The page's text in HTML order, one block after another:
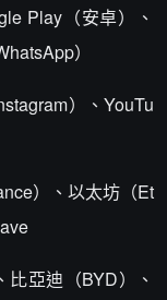
Play（安卓）、
）
）、YouTu
）、以太坊（Et
比亞迪（BYD）、